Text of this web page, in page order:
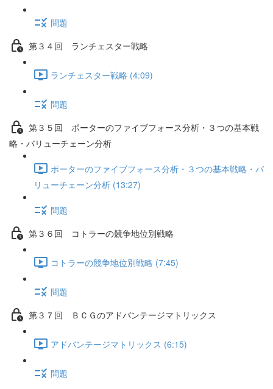
問題
第３４回 ランチェスター戦略
ランチェスター戦略 (4:09)
問題
第３５回 ポーターのファイブフォース分析・３つの基本戦
略・バリューチェーン分析
ポーターのファイブフォース分析・３つの基本戦略・バ
リューチェーン分析 (13:27)
問題
第３６回 コトラーの競争地位別戦略
コトラーの競争地位別戦略 (7:45)
問題
第３７回 ＢＣＧのアドバンテージマトリックス
アドバンテージマトリックス (6:15)
問題